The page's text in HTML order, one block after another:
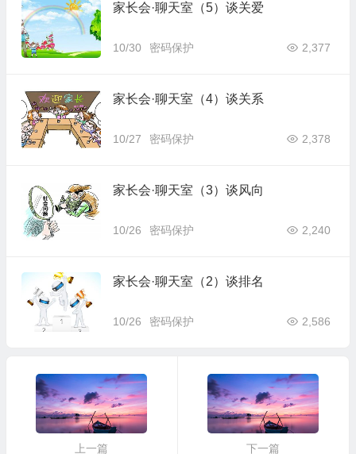
家长会·聊天室（5）谈关爱
10/30 2,377
密码保护
家长会·聊天室（4）谈关系
10/27 2,378
密码保护
家长会·聊天室（3）谈风向
10/26 2,240
密码保护
家长会·聊天室（2）谈排名
10/26 2,586
密码保护
上一篇
下一篇